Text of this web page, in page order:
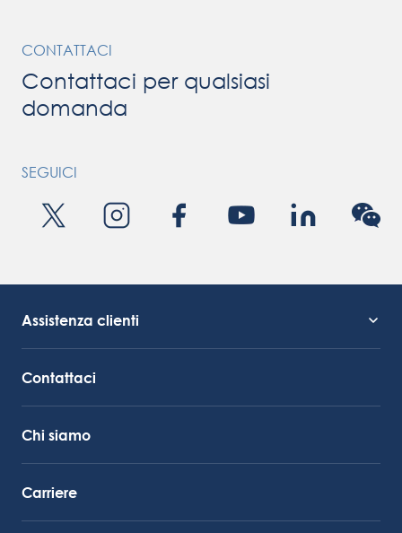
CONTATTACI
Contattaci per qualsiasi
domanda
SEGUICI
Assistenza clienti
Contattaci
Chi siamo
Carriere